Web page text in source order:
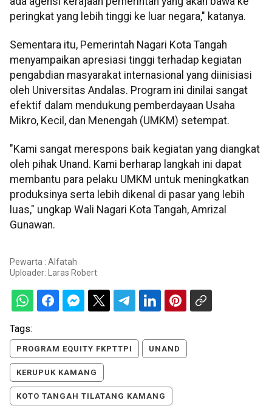
peringkat yang lebih tinggi ke luar negara," katanya.
Sementara itu, Pemerintah Nagari Kota Tangah
menyampaikan apresiasi tinggi terhadap kegiatan
pengabdian masyarakat internasional yang diinisiasi
oleh Universitas Andalas. Program ini dinilai sangat
efektif dalam mendukung pemberdayaan Usaha
Mikro, Kecil, dan Menengah (UMKM) setempat.
"Kami sangat merespons baik kegiatan yang diangkat
oleh pihak Unand. Kami berharap langkah ini dapat
membantu para pelaku UMKM untuk meningkatkan
produksinya serta lebih dikenal di pasar yang lebih
luas," ungkap Wali Nagari Kota Tangah, Amrizal
Gunawan.
Pewarta : Alfatah
Uploader:
Laras Robert
Tags:
PROGRAM EQUITY FKPTTPI UNAND
KERUPUK KAMANG
KOTO TANGAH TILATANG KAMANG